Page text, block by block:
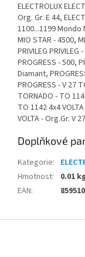
ELECTROLUX
Org. Gr. E 44,
1100...1199 Mondo
MIO STAR - 4500,
PRIVILEG
PROGRESS - 500,
Diamant,
PROGRESS - V 27
TORNADO - TO
TO 1142 4x4
VOLTA - Org.Gr. V
Doplňkové
Kategorie:
Hmotnost:
0.01
EAN: